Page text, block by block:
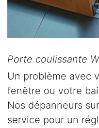
Porte coulissante
Un problème avec
fenêtre ou votre
Nos dépanneurs
service pour un